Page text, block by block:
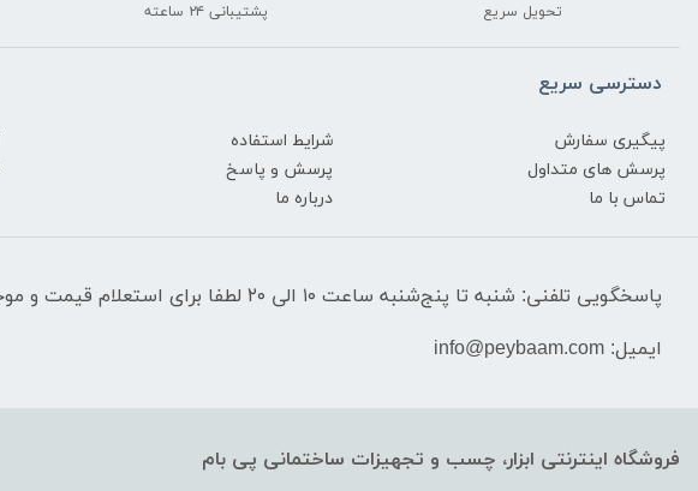
تحویل سریع پشتیبانی ۲۴ ساعته
دسترسی سریع
پیگیری سفارش شرایط استفاده
پرسش های متداول
پرسش و پاسخ
تماس با ما
درباره ما
پاسخگویی تلفنی: شنبه تا پنج‌شنبه ساعت ۱۰ الی ۲۰ لطفا برای استعلام قیمت‌ و موجودی تماس نگیرید.
ایمیل: info@peybaam.com
فروشگاه اینترنتی ابزار، چسب و تجهیزات ساختمانی پی بام